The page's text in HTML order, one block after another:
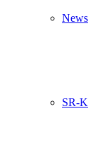
News
SR-